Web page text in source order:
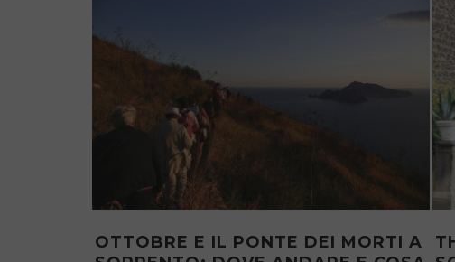
MORTI A
THE BASTION OF PARSANO IN